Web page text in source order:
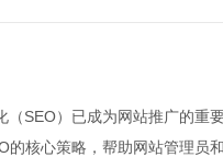
（SEO）已成为网站推广的
的核心策略，帮助网站管理